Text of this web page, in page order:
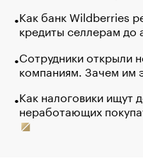
Как банк Wildberries
кредиты селлерам до
Сотрудники открыли
компаниям. Зачем им
Как налоговики ищут
неработающих